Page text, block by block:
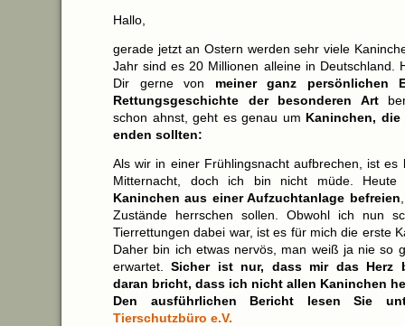
Hallo,
gerade jetzt an Ostern werden sehr viele
Jahr sind es 20 Millionen alleine in Deutschland.
Dir gerne von meiner ganz persönlichen
Rettungsgeschichte der besonderen Art
schon ahnst, geht es genau um Kaninchen, die
enden sollten:
Als wir in einer Frühlingsnacht aufbrechen, ist es
Mitternacht, doch ich bin nicht müde.
Kaninchen aus einer Aufzuchtanlage befreien
Zustände herrschen sollen. Obwohl ich nun
Tierrettungen dabei war, ist es für mich die erste
Daher bin ich etwas nervös, man weiß ja nie so
erwartet.
Sicher ist nur, dass mir das Herz
daran bricht, dass ich nicht allen Kaninchen
Den ausführlichen Bericht lesen Sie
Tierschutzbüro e.V.